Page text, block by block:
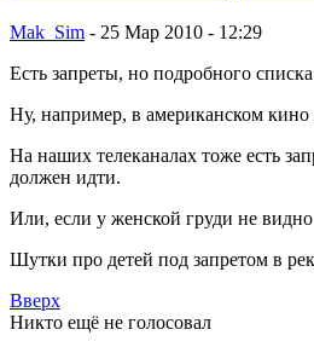
Mak_Sim - 25 Мар 2010 - 12:29
Есть запреты, но подробного списка
Ну, например, в американском
На наших телеканалах тоже есть
должен идти.
Или, если у женской груди не
Шутки про детей под запретом в
Вверх
Никто ещё не голосовал